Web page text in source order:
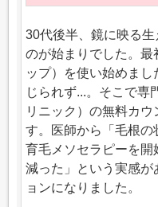
30代後半、鏡に映る
のが始まりでした。最
ップ）を使い始めま
じられず...。そこで専
リニック）の無料カ
す。医師から「毛根の
育毛メソセラピーを
減った」という実感が
ョンになりました。